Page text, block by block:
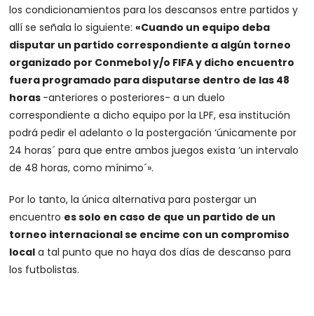
los condicionamientos para los descansos entre partidos y
allí se señala lo siguiente:«Cuando un equipo deba
disputar un partido correspondiente a algún torneo
organizado por Conmebol y/o FIFA y dicho encuentro
fuera programado para disputarse dentro de las 48
horas -anteriores o posteriores- a un duelo
correspondiente a dicho equipo por la LPF, esa institución
podrá pedir el adelanto o la postergación ‘únicamente por
24 horas´ para que entre ambos juegos exista ‘un intervalo
de 48 horas, como mínimo´».
Por lo tanto, la única alternativa para postergar un
encuentro es solo en caso de que un partido de un
torneo internacional se encime con un compromiso
local a tal punto que no haya dos días de descanso para
los futbolistas.